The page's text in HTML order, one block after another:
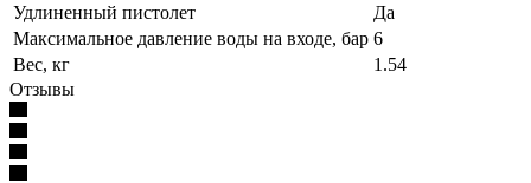
Удлиненный пистолет
Да
Максимальное давление воды на входе, бар 6
Вес, кг
1.54
Отзывы